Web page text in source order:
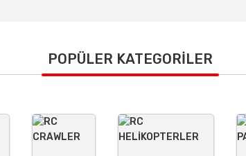
Yorum Yaz
POPÜLER KATEGORİLER